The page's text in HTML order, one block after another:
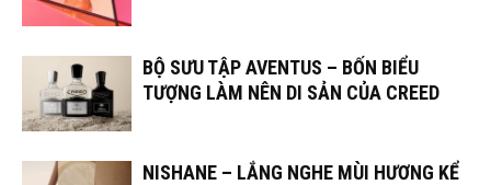
BỘ SƯU TẬP AVENTUS – BỐN BIỂU
TƯỢNG LÀM NÊN DI SẢN CỦA CREED
NISHANE – LẮNG NGHE MÙI HƯƠNG KỂ